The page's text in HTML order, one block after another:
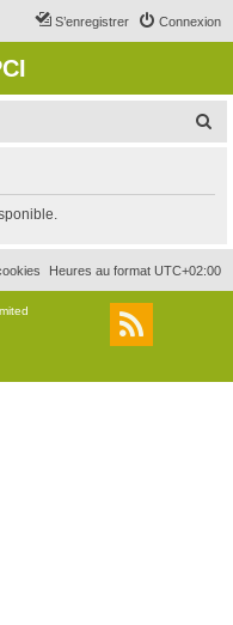
Connexion
S’enregistrer
r
c
r
Heures au format UTC+02:00